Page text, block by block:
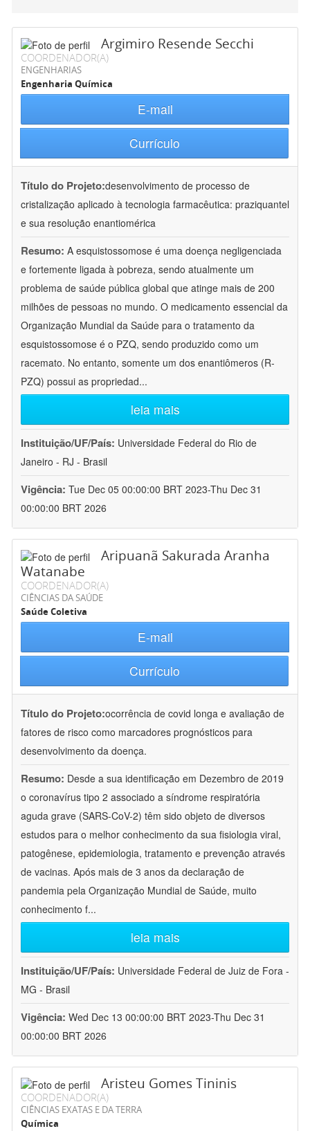
Argimiro Resende Secchi
COORDENADOR(A)
ENGENHARIAS
Engenharia Química
E-mail
Currículo
Título do Projeto:desenvolvimento de processo de
cristalização aplicado à tecnologia farmacêutica: praziquantel
e sua resolução enantiomérica
Resumo: A esquistossomose é uma doença negligenciada
e fortemente ligada à pobreza, sendo atualmente um
problema de saúde pública global que atinge mais de 200
milhões de pessoas no mundo. O medicamento essencial da
Organização Mundial da Saúde para o tratamento da
esquistossomose é o PZQ, sendo produzido como um
racemato. No entanto, somente um dos enantiômeros (R-
PZQ) possui as propriedad...
leia mais
Instituição/UF/País: Universidade Federal do Rio de
Janeiro - RJ - Brasil
Vigência: Tue Dec 05 00:00:00 BRT 2023-Thu Dec 31
00:00:00 BRT 2026
Aripuanã Sakurada Aranha
Watanabe
COORDENADOR(A)
CIÊNCIAS DA SAÚDE
Saúde Coletiva
E-mail
Currículo
Título do Projeto:ocorrência de covid longa e avaliação de
fatores de risco como marcadores prognósticos para
desenvolvimento da doença.
Resumo: Desde a sua identificação em Dezembro de 2019
o coronavírus tipo 2 associado a síndrome respiratória
aguda grave (SARS-CoV-2) têm sido objeto de diversos
estudos para o melhor conhecimento da sua fisiologia viral,
patogênese, epidemiologia, tratamento e prevenção através
de vacinas. Após mais de 3 anos da declaração de
pandemia pela Organização Mundial de Saúde, muito
conhecimento f...
leia mais
Instituição/UF/País: Universidade Federal de Juiz de Fora -
MG - Brasil
Vigência: Wed Dec 13 00:00:00 BRT 2023-Thu Dec 31
00:00:00 BRT 2026
Aristeu Gomes Tininis
COORDENADOR(A)
CIÊNCIAS EXATAS E DA TERRA
Química